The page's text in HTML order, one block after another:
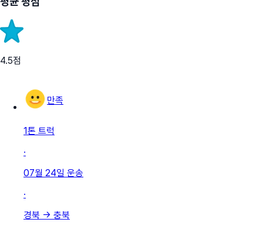
4.5점
만족
1톤 트럭
·
07월 24일 운송
·
경북 → 충북